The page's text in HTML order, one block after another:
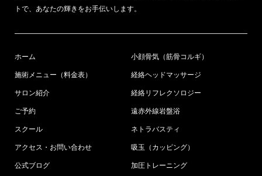
トで、あなたの輝きをお手伝いします。
ホーム
施術メニュー（料金表）
サロン紹介
ご予約
スクール
アクセス・お問い合わせ
公式ブログ
小顔骨気（筋骨コルギ）
経絡ヘッドマッサージ
経絡リフレクソロジー
遠赤外線岩盤浴
ネトラバスティ
吸玉（カッピング）
加圧トレーニング